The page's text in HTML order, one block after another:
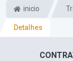
inicio
Detalhes